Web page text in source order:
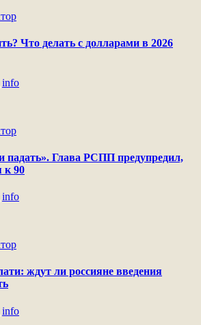
Что делать с долларами в 2026
info
падать». Глава РСПП предупредил,
к 90
info
ждут ли россияне введения
info